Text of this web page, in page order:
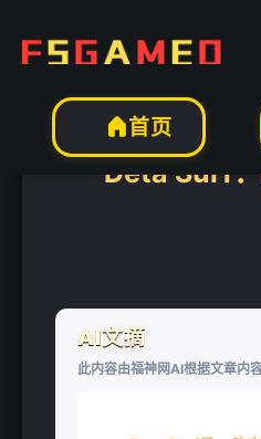
首页
福神网-专注分享最实用的
Deta Surf
AI文摘
此内容由福神网AI根据文章内